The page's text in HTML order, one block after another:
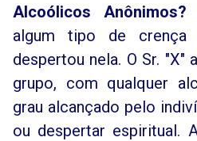
Alcoólicos Anônimos?
algum tipo de crença
despertou nela. O Sr.
grupo, com qualquer
grau alcançado pelo
ou despertar espiritual.